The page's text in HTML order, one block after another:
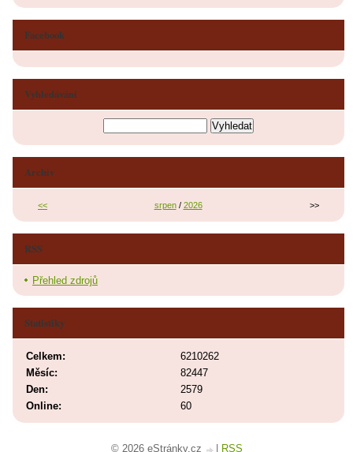
Facebook
Vyhledávání
Archiv
<< srpen/ 2026 >>
RSS
Přehled zdrojů
Statistiky
Online: 60
Celkem:
6210262
Měsíc:
82447
Den:
2579
© 2026 eStránky.cz RSS